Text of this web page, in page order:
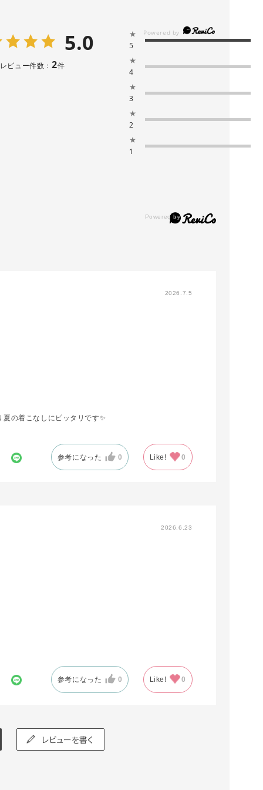
5.0
レビュー件数：2件
★
5
★
4
★
3
★
2
★
1
2026.7.5
の着こなしにピッタリです✨
参考になった 0 Like! 0
2026.6.23
参考になった 0 Like! 0
レビューを書く